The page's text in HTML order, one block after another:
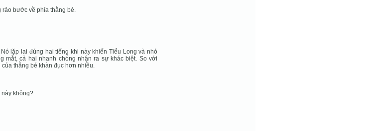
rảo bước về phía thằng bé.
lặp lai đúng hai tiếng khi này khiến Tiểu Long và nhỏ
mắt, cả hai nhanh chóng nhận ra sự khác biệt. So với
thằng bé khàn đục hơn nhiều.
này không?